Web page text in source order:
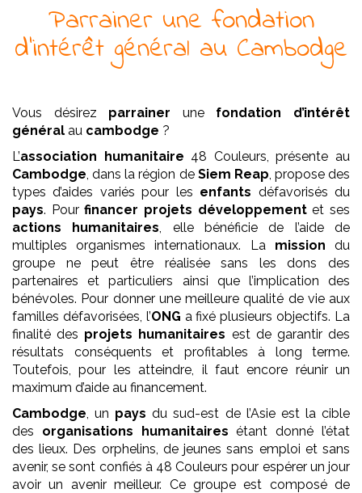
Parrainerune fondation
d’intérêt général au Cambodge
Vous désirez parrainer une fondation
d’intérêt
général au cambodge ?
L’association humanitaire 48 Couleurs, présente au
Cambodge , dans la région de Siem Reap , propose des
types d’aides variés pour les enfants défavorisés du
pays. Pourfinancer projets développementet ses
actions humanitaires , elle bénéficie de l’aide de
multiples organismes internationaux. La mission du
groupe ne peut être réalisée sans les dons des
partenaires et particuliers ainsi que l’implication des
bénévoles. Pour donner une meilleure qualité de vie aux
familles défavorisées, l’ONG a fixé plusieurs objectifs. La
finalité des projets humanitaires est de garantir des
résultats conséquents et profitables à long terme.
Toutefois, pour les atteindre, il faut encore réunir un
maximum d’aide au financement.
Cambodge , un pays du sud-est de l’Asie est la cible
des organisations humanitaires étant donné l’état
des lieux. Des orphelins, de jeunes sans emploi et sans
avenir, se sont confiés à 48 Couleurs pour espérer un jour
avoir un avenir meilleur. Ce groupe est composé de